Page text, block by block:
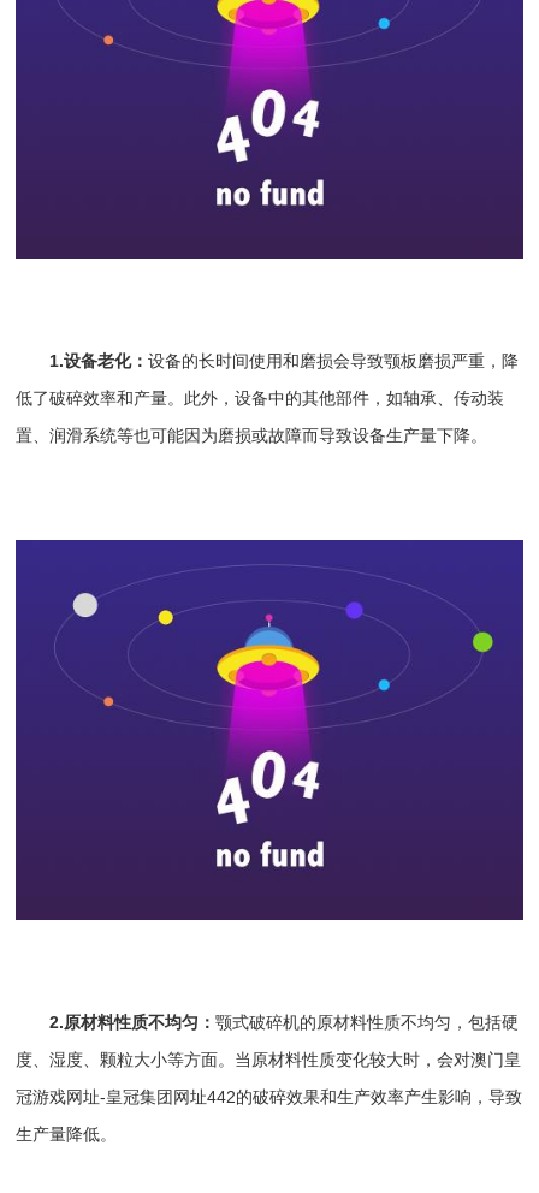
1.设备老化：设备的长时间使用和磨损会导致颚板磨损严重，降
低了破碎效率和产量。此外，设备中的其他部件，如轴承、传动装
置、润滑系统等也可能因为磨损或故障而导致设备生产量下降。
2.原材料性质不均匀：颚式破碎机的原材料性质不均匀，包括硬
度、湿度、颗粒大小等方面。当原材料性质变化较大时，会对澳门皇
冠游戏网址-皇冠集团网址442的破碎效果和生产效率产生影响，导致
生产量降低。